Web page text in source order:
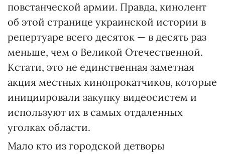
повстанческой армии. Правда, кинолент
об этой странице украинской истории в
репертуаре всего десяток — в десять раз
меньше, чем о Великой Отечественной.
Кстати, это не единственная заметная
акция местных кинопрокатчиков, которые
инициировали закупку видеосистем и
используют их в самых отдаленных
уголках области.
Мало кто из городской детворы